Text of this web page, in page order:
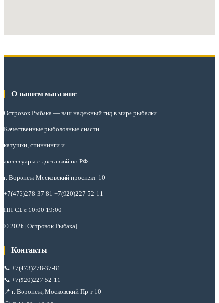
О нашем магазине
Островок Рыбака — ваш надежный гид в мире рыбалки.
Качественные рыболовные снасти
катушки, спиннинги и
аксессуары с доставкой по РФ.
г. Воронеж Московский проспект-10
+7(473)278-37-81 +7(920)227-52-11
ПН-СБ с 10:00-19:00
© 2026 [Островок Рыбака]
Контакты
📞 +7(473)278-37-81
📞 +7(920)227-52-11
📍 г. Воронеж, Московский Пр-т 10